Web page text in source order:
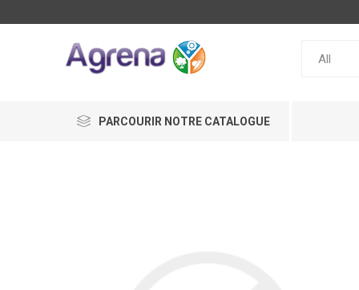
PARCOURIR NOTRE CATALOGUE